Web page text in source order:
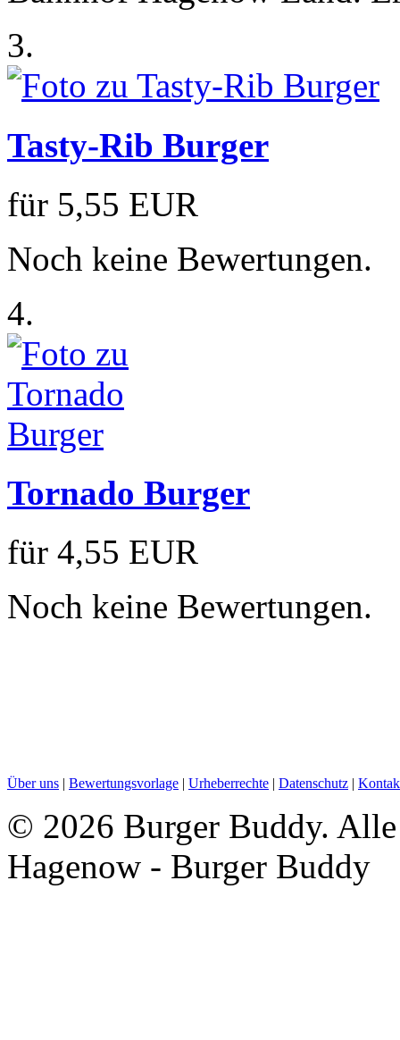
3.
Tasty-Rib Burger
für 5,55 EUR
Noch keine Bewertungen.
4.
Tornado Burger
für 4,55 EUR
Noch keine Bewertungen.
Über uns | Bewertungsvorlage | Urheberrechte | Datenschutz |
© 2026 Burger Buddy.
Hagenow - Burger Buddy